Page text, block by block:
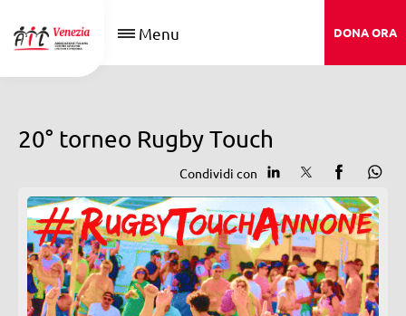
Menu DONA ORA
20° torneo Rugby Touch
Condividi con